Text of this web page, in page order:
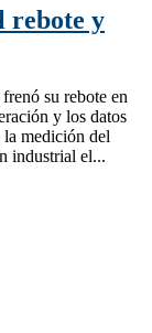
rebote y
su rebote en
y los datos
la medición del
industrial el...